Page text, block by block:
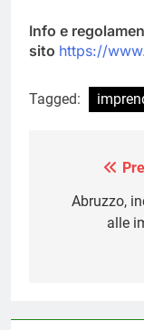
Info e
sito https://
Tagged:
articoli
Abruzzo,
alle